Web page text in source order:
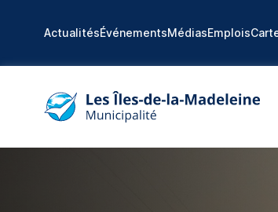
ActualitésÉvénementsMédiasEmplois